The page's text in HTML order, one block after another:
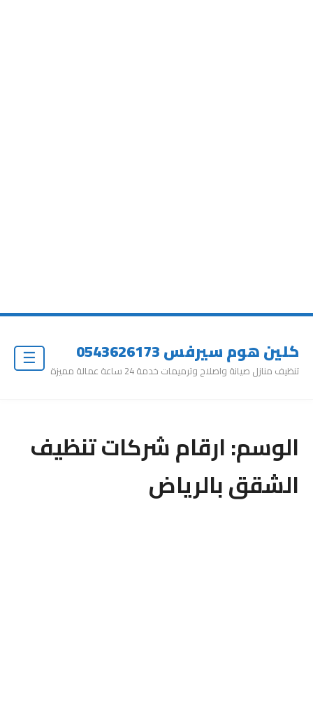
كلين هوم سيرفس 0543626173
تنظيف منازل صيانة واصلاح وترميمات خدمة 24 ساعة عمالة مميزة
الوسم:ارقام شركات تنظيف
الشقق بالرياض